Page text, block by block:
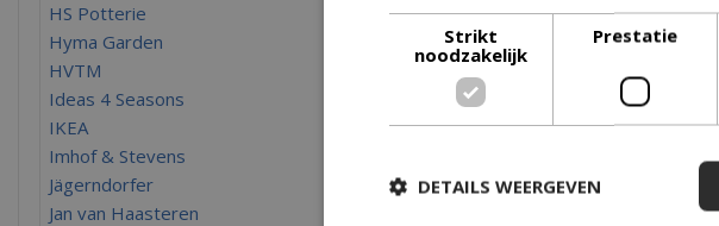
HS Potterie
Hyma Garden
HVTM
Ideas 4 Seasons
IKEA
Imhof & Stevens
Jägerndorfer
Jan van Haasteren
Strikt
noodzakelijk
Prestatie
DETAILS WEERGEVEN